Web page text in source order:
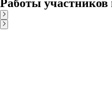
Работы участников